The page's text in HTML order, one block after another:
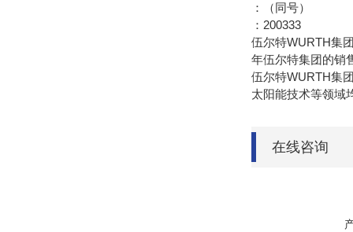
：（同号）
：200333
伍尔特WURTH集
年伍尔特集团的销
伍尔特WURTH集
太阳能技术等领域
在线咨询